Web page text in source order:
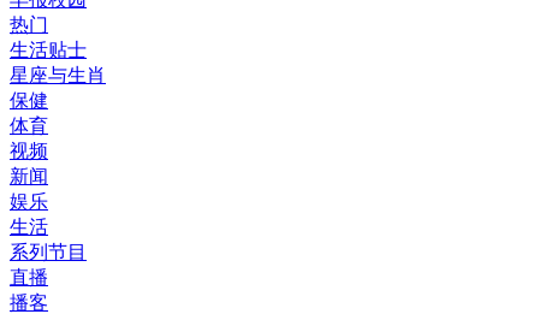
热门
生活贴士
星座与生肖
保健
体育
视频
新闻
娱乐
生活
系列节目
直播
播客